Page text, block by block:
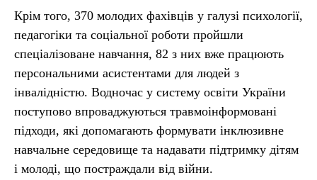
Крім того, 370 молодих фахівців у галузі психології,
педагогіки та соціальної роботи пройшли
спеціалізоване навчання, 82 з них вже працюють
персональними асистентами для людей з
інвалідністю. Водночас у систему освіти України
поступово впроваджуються травмоінформовані
підходи, які допомагають формувати інклюзивне
навчальне середовище та надавати підтримку дітям
і молоді, що постраждали від війни.